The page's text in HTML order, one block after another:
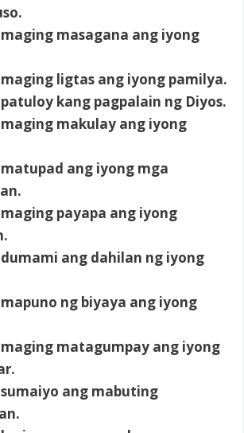
maging masagana ang iyong
maging ligtas ang iyong pamilya.
patuloy kang pagpalain ng Diyos.
maging makulay ang iyong
matupad ang iyong mga
maging payapa ang iyong
dumami ang dahilan ng iyong
mapuno ng biyaya ang iyong
maging matagumpay ang iyong
sumaiyo ang mabuting